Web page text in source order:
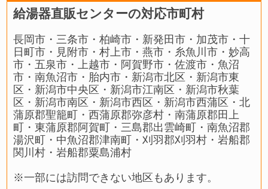
給湯器直販センターの対応市町村
長岡市・三条市・柏崎市・新発田市・加茂市・十
日町市・見附市・村上市・燕市・糸魚川市・妙高
市・五泉市・上越市・阿賀野市・佐渡市・魚沼
市・南魚沼市・胎内市・新潟市北区・新潟市東
区・新潟市中央区・新潟市江南区・新潟市秋葉
区・新潟市南区・新潟市西区・新潟市西蒲区・北
蒲原郡聖籠町・西蒲原郡弥彦村・南蒲原郡田上
町・東蒲原郡阿賀町・三島郡出雲崎町・南魚沼郡
湯沢町・中魚沼郡津南町・刈羽郡刈羽村・岩船郡
関川村・岩船郡粟島浦村
※一部には訪問できない地区もあります。